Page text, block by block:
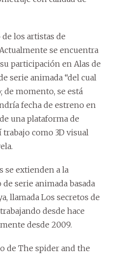
los artistas de
se encuentra
participación en Alas de
serie animada “del cual
momento, se está
fecha de estreno en
una plataforma de
como 3D visual
se extienden a la
serie animada basada
llamada Los secretos de
desde hace
desde 2009.
de The spider and the